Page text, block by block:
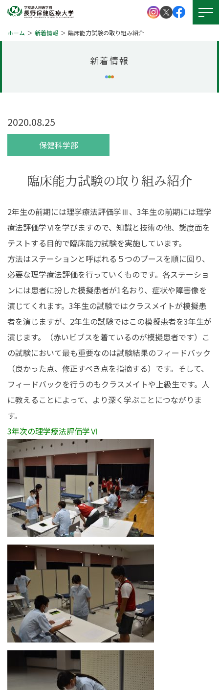
資料請求
図書館
キャンパスライフ
就職・資格
学生支援
受験生サイト
学びの特徴
在学生の皆さんへ 卒業生の皆さんへ
保護者の皆さまへ 病院・施設の方へ
ホーム 新着情報 臨床能力試験の取り組み紹介
新着情報
2020.08.25
保健科学部
臨床能力試験の取り組み紹介
2年生の前期には理学療法評価学Ⅲ、3年生の前期には理学
療法評価学Ⅵを学びますので、知識と技術の他、態度面を
テストする目的で臨床能力試験を実施しています。
方法はステーションと呼ばれる５つのブースを順に回り、
必要な理学療法評価を行っていくものです。各ステーショ
ンには患者に扮した模擬患者が1名おり、症状や障害像を
演じてくれます。3年生の試験ではクラスメイトが模擬患
者を演じますが、2年生の試験ではこの模擬患者を3年生が
演じます。（赤いビブスを着ているのが模擬患者です）こ
の試験において最も重要なのは試験結果のフィードバック
（良かった点、修正すべき点を指摘する）です。そして、
フィードバックを行うのもクラスメイトや上級生です。人
に教えることによって、より深く学ぶことにつながりま
す。
3年次の理学療法評価学Ⅵ